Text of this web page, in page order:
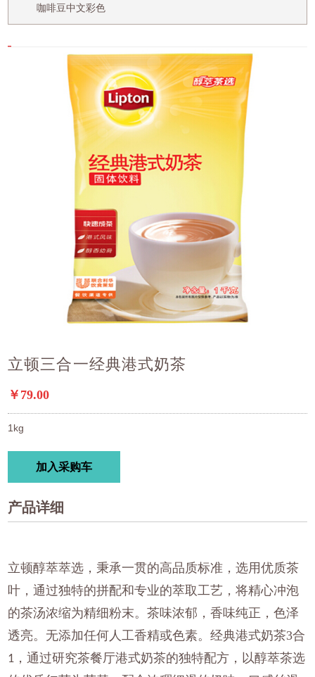
咖啡豆中文彩色
立顿三合一经典港式奶茶
￥79.00
1kg
加入采购车
产品详细
立顿醇萃萃选，秉承一贯的高品质标准，选用优质茶
叶，通过独特的拼配和专业的萃取工艺，将精心冲泡
的茶汤浓缩为精细粉末。茶味浓郁，香味纯正，色泽
透亮。无添加任何人工香精或色素。经典港式奶茶3合
1 ，通过研究茶餐厅港式奶茶的独特配方，以醇萃茶选